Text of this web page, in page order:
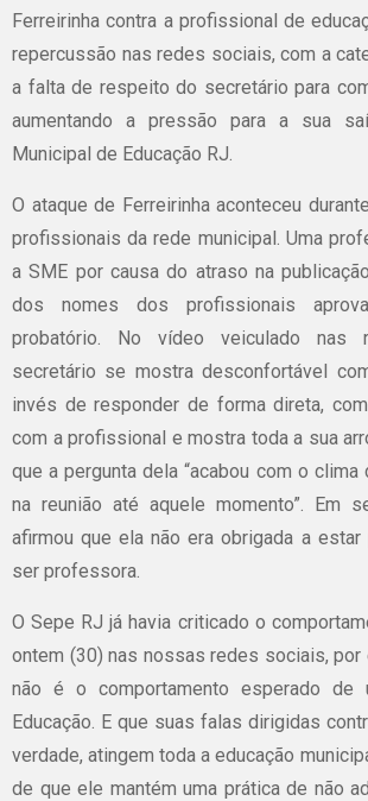
Ferreirinha contra a profissional de
repercussão nas redes sociais, com a
a falta de respeito do secretário para
aumentando a pressão para a sua
Municipal de Educação RJ.
O ataque de Ferreirinha aconteceu
profissionais da rede municipal. Uma
a SME por causa do atraso na
dos nomes dos profissionais
probatório. No vídeo veiculado nas
secretário se mostra desconfortável
invés de responder de forma direta,
com a profissional e mostra toda a sua
que a pergunta dela “acabou com o clima
na reunião até aquele momento”. Em
afirmou que ela não era obrigada a
ser professora.
O Sepe RJ já havia criticado o
ontem (30) nas nossas redes sociais, por
não é o comportamento esperado de
Educação. E que suas falas dirigidas
verdade, atingem toda a educação
de que ele mantém uma prática de não